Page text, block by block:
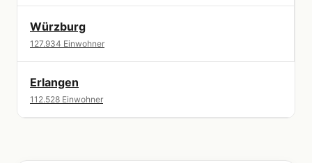
Würzburg
127.934 Einwohner
Erlangen
112.528 Einwohner